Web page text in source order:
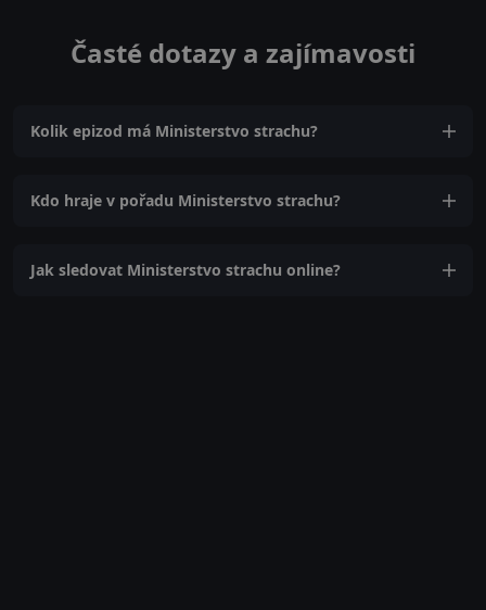
Časté dotazy a zajímavosti
Kolik epizod má Ministerstvo strachu?
Kdo hraje v pořadu Ministerstvo strachu?
Jak sledovat Ministerstvo strachu online?